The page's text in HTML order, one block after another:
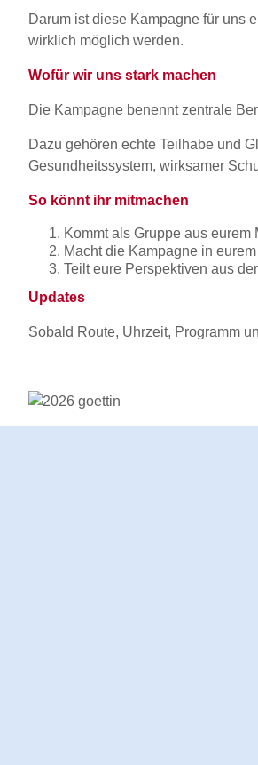
Darum ist diese Kampagne für uns
wirklich möglich werden.
Wofür wir uns stark machen
Die Kampagne benennt zentrale
Dazu gehören echte Teilhabe und
Gesundheitssystem, wirksamer
So könnt ihr mitmachen
Kommt als Gruppe aus eurem
Macht die Kampagne in
Teilt eure Perspektiven aus
Updates
Sobald Route, Uhrzeit, Programm